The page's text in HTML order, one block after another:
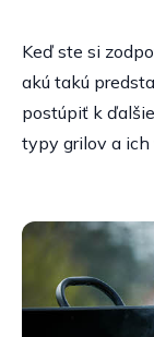
Keď ste si
akú takú
postúpiť k
typy grilov a